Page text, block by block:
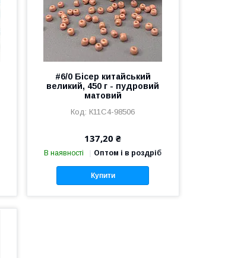
#6/0 Бісер китайський
великий, 450 г - пудровий
матовий
К11С4-98506
137,20 ₴
В наявності Оптом і в роздріб
Купити